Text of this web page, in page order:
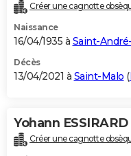
Créer une cagnotte
Naissance
16/04/1935 à Saint-
Décès
13/04/2021 à Saint-Malo (
Yohann ESSIRARD
Créer une cagnotte